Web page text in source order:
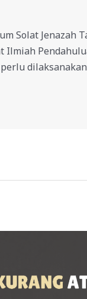
Solat Jenazah
Ilmiah